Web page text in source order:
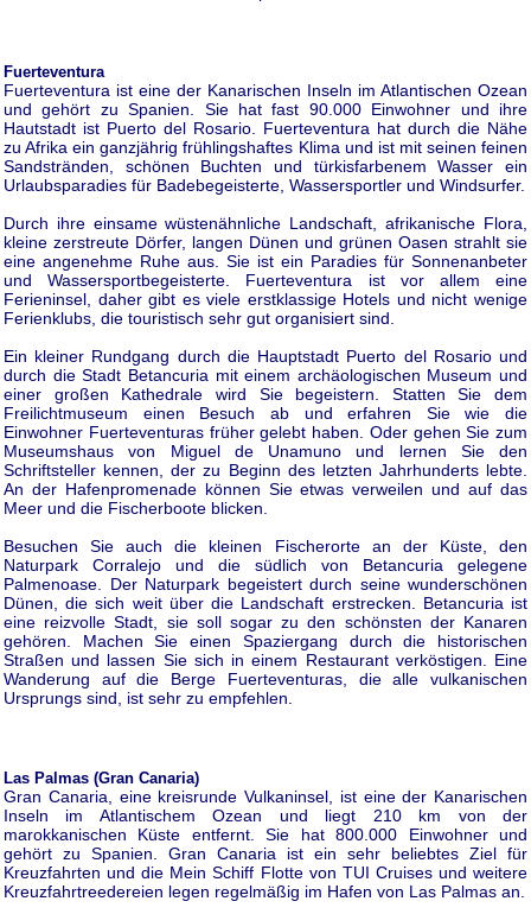
Fuerteventura
Fuerteventura ist eine der Kanarischen Inseln im Atlantischen Ozean
und gehört zu Spanien. Sie hat fast 90.000 Einwohner und ihre
Hautstadt ist Puerto del Rosario. Fuerteventura hat durch die Nähe
zu Afrika ein ganzjährig frühlingshaftes Klima und ist mit seinen feinen
Sandstränden, schönen Buchten und türkisfarbenem Wasser ein
Urlaubsparadies für Badebegeisterte, Wassersportler und Windsurfer.
Durch ihre einsame wüstenähnliche Landschaft, afrikanische Flora,
kleine zerstreute Dörfer, langen Dünen und grünen Oasen strahlt sie
eine angenehme Ruhe aus. Sie ist ein Paradies für Sonnenanbeter
und Wassersportbegeisterte. Fuerteventura ist vor allem eine
Ferieninsel, daher gibt es viele erstklassige Hotels und nicht wenige
Ferienklubs, die touristisch sehr gut organisiert sind.
Ein kleiner Rundgang durch die Hauptstadt Puerto del Rosario und
durch die Stadt Betancuria mit einem archäologischen Museum und
einer großen Kathedrale wird Sie begeistern. Statten Sie dem
Freilichtmuseum einen Besuch ab und erfahren Sie wie die
Einwohner Fuerteventuras früher gelebt haben. Oder gehen Sie zum
Museumshaus von Miguel de Unamuno und lernen Sie den
Schriftsteller kennen, der zu Beginn des letzten Jahrhunderts lebte.
An der Hafenpromenade können Sie etwas verweilen und auf das
Meer und die Fischerboote blicken.
Besuchen Sie auch die kleinen Fischerorte an der Küste, den
Naturpark Corralejo und die südlich von Betancuria gelegene
Palmenoase. Der Naturpark begeistert durch seine wunderschönen
Dünen, die sich weit über die Landschaft erstrecken. Betancuria ist
eine reizvolle Stadt, sie soll sogar zu den schönsten der Kanaren
gehören. Machen Sie einen Spaziergang durch die historischen
Straßen und lassen Sie sich in einem Restaurant verköstigen. Eine
Wanderung auf die Berge Fuerteventuras, die alle vulkanischen
Ursprungs sind, ist sehr zu empfehlen.
Las Palmas (Gran Canaria)
Gran Canaria, eine kreisrunde Vulkaninsel, ist eine der Kanarischen
Inseln im Atlantischem Ozean und liegt 210 km von der
marokkanischen Küste entfernt. Sie hat 800.000 Einwohner und
gehört zu Spanien. Gran Canaria ist ein sehr beliebtes Ziel für
Kreuzfahrten und die Mein Schiff Flotte von TUI Cruises und weitere
Kreuzfahrtreedereien legen regelmäßig im Hafen von Las Palmas an.